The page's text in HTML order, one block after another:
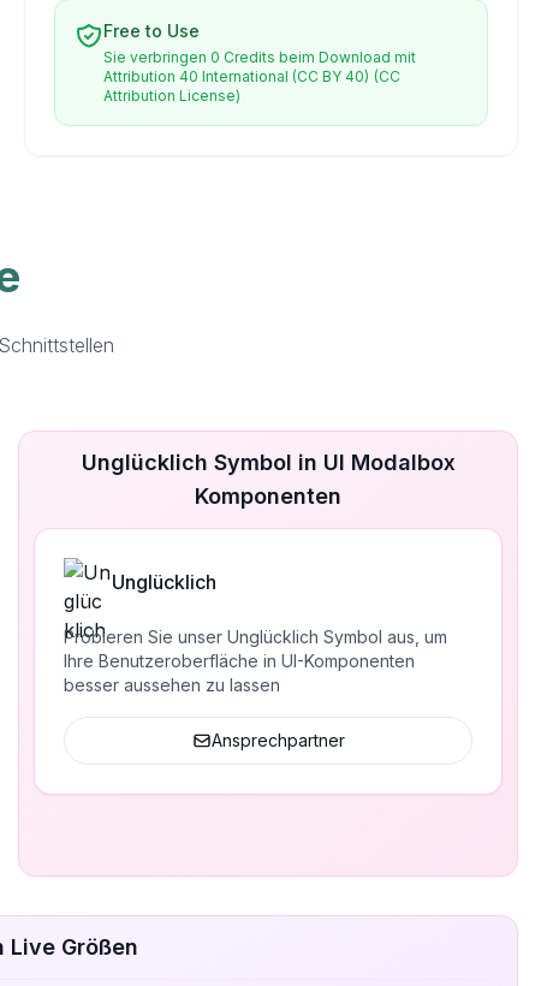
Free to Use
Sie verbringen 0 Credits beim Download mit
Attribution 40 International (CC BY 40) (CC
Attribution License)
Unglücklich Symbol in UI Modalbox
Komponenten
Unglücklich
Probieren Sie unser Unglücklich Symbol aus, um
Ihre Benutzeroberfläche in UI-Komponenten
besser aussehen zu lassen
Ansprechpartner
Live Größen